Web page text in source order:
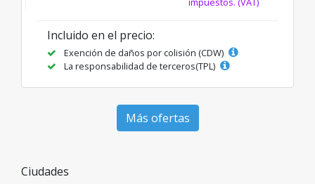
Incluido en el precio:
Exención de daños por colisión (CDW)
La responsabilidad de terceros(TPL)
Más ofertas
Ciudades